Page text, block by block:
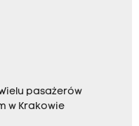
pasażerów
w Krakowie